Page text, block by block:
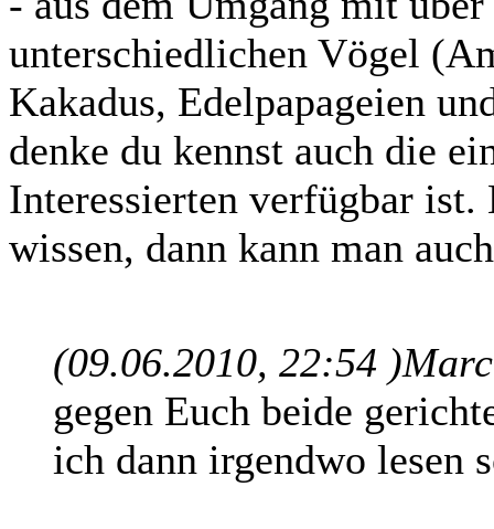
unterschiedlichen Vögel
Kakadus, Edelpapageien
denke du kennst auch die
Interessierten verfügbar ist.
wissen, dann kann man
(09.06.2010, 22:54 )
gegen Euch beide
ich dann irgendwo lesen